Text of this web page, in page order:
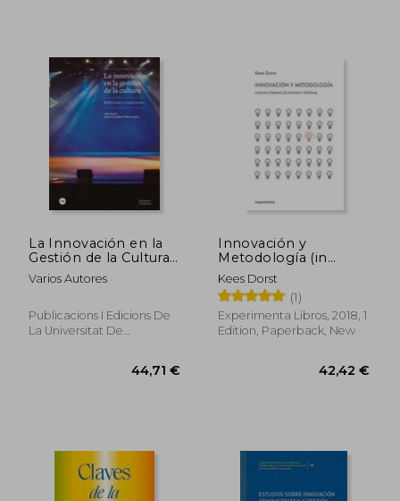
36,11 €
La Innovación en la
Gestión de la Cultura:
Reflexiones y
Experiencias
Empresa) (in Spanish)
Varios Autores
Publicacions I Edicions De
La Universitat De
Innovación y
Metodología (in
Spanish)
Kees Dorst
(1)
Experimenta Libros, 2018, 1
Edition, Paperback, New